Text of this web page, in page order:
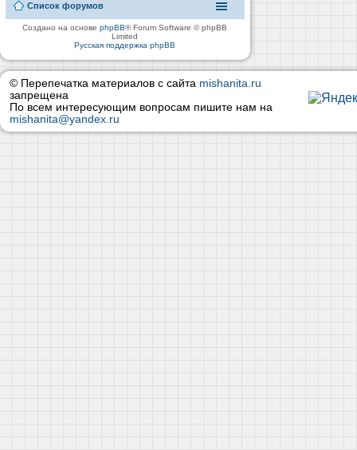
Список форумов
Создано на основеphpBB® Forum Software © phpBB
Limited
Русская поддержка phpBB
© Перепечатка материалов с сайта mishanita.ru
запрещена
По всем интересующим вопросам пишите нам на
mishanita@yandex.ru